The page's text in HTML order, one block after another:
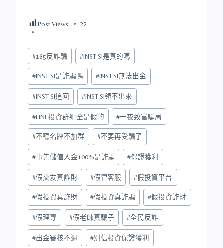
Post Views: 22
Post
Tags:
#165反詐騙 #INST SI是真的嗎
#INST SI是詐騙嗎 #INST SI無法出金
#INST SI追回 #INST SI領不出來
#LINE投資群組全是假的 #一夜致富騙局
#不聽名牌不加群 #不要再受騙了
#事先儲值入金100%是詐騙 #保證獲利
#假交友真詐財 #假冒客服 #假投資平台
#假投資真詐財 #假投資真詐騙 #假投資詐財
#假理專 #假老師真騙子 #全民反詐
#出金審核不過 #別信投資保證獲利